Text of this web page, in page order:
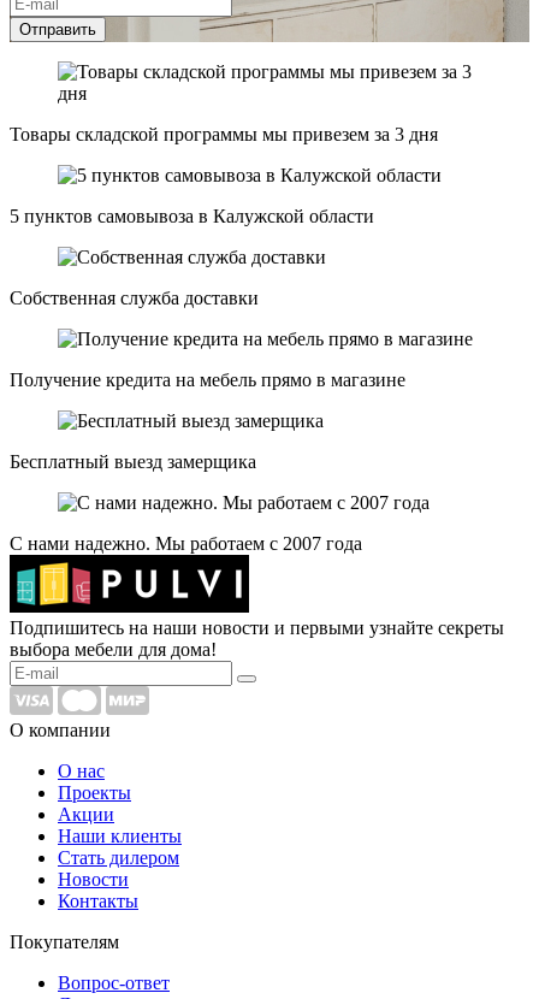
Отправить
Товары складской программы мы привезем за 3 дня
5 пунктов самовывоза в Калужской области
Собственная служба доставки
Получение кредита на мебель прямо в магазине
Бесплатный выезд замерщика
С нами надежно. Мы работаем с 2007 года
Подпишитесь на наши новости и первыми узнайте секреты
выбора мебели для дома!
О компании
О нас
Проекты
Акции
Наши клиенты
Стать дилером
Новости
Контакты
Покупателям
Вопрос-ответ